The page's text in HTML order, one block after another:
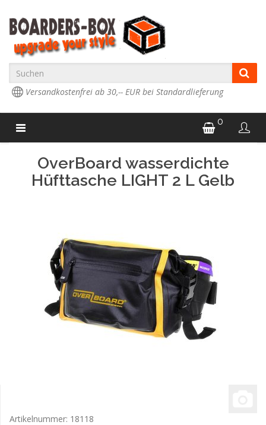
Versandkostenfrei ab 30,-- EUR bei Standardlieferung
0
OverBoard wasserdichte
Hüfttasche LIGHT 2 L Gelb
Artikelnummer: 18118